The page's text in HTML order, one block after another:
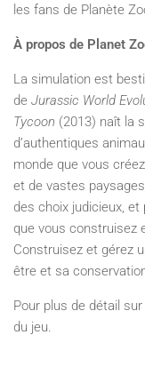
les fans de Planète
À propos de Planet
La simulation est
de Jurassic World
Tycoon (2013) naît la
d’authentiques
monde que vous
et de vastes
des choix judicieux,
que vous construisez
Construisez et gérez
être et sa
Pour plus de détail
du jeu.